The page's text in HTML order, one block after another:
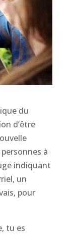
du
d’être
à
indiquant
un
pour
tu es